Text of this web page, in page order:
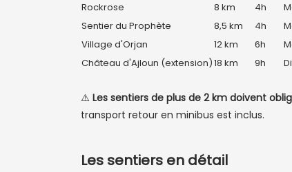
Rockrose
8 km 4h
Sentier du Prophète
8,5 km 4h
Village d'Orjan
12 km 6h
Château d'Ajloun (extension)18 km 9h
⚠️ Les sentiers de plus de 2 km doivent
transport retour en minibus est inclus.
Les sentiers en détail